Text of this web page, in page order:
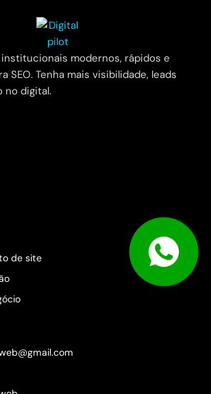
modernos, rápidos e
SEO. Tenha mais visibilidade, leads
no digital.
de site